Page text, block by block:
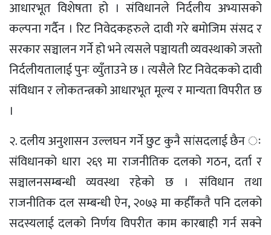
आधारभूत विशेषता हो । संविधानले निर्दलीय अभ्यासको
कल्पना गर्दैन । रिट निवेदकहरुले दावी गरे बमोजिम संसद र
सरकार सञ्चालन गर्ने हो भने त्यसले पञ्चायती व्यवस्थाको जस्तो
निर्दलीयतालाई पुनः व्युँताउने छ । त्यसैले रिट निवेदकको दावी
संविधान र लोकतन्त्रको आधारभूत मूल्य र मान्यता विपरीत छ
।
२. दलीय अनुशासन उल्लघन गर्ने छुट कुनै सांसदलाई छैन ः
संविधानको धारा २६९ मा राजनीतिक दलको गठन, दर्ता र
सञ्चालनसम्बन्धी व्यवस्था रहेको छ । संविधान तथा
राजनीतिक दल सम्बन्धी ऐन, २०७३ मा कहीँकतै पनि दलको
सदस्यलाई दलको निर्णय विपरीत काम कारबाही गर्न सक्ने